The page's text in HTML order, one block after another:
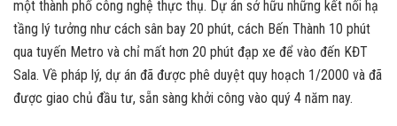
một thành phố công nghệ thực thụ. Dự án sở hữu những kết nối hạ
tầng lý tưởng như cách sân bay 20 phút, cách Bến Thành 10 phút
qua tuyến Metro và chỉ mất hơn 20 phút đạp xe để vào đến KĐT
Sala. Về pháp lý, dự án đã được phê duyệt quy hoạch 1/2000 và đã
được giao chủ đầu tư, sẵn sàng khởi công vào quý 4 năm nay.